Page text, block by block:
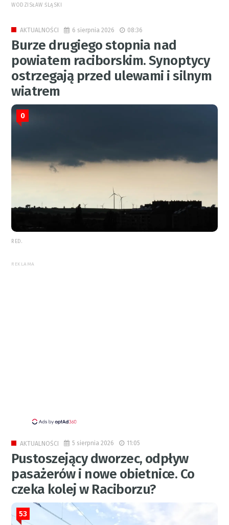
WODZISŁAW ŚLĄSKI
AKTUALNOŚCI 6 sierpnia 2026 08:36
Burze drugiego stopnia nad
powiatem raciborskim. Synoptycy
ostrzegają przed ulewami i silnym
wiatrem
0
RED.
REKLAMA
AKTUALNOŚCI 5 sierpnia 2026 11:05
Pustoszejący dworzec, odpływ
pasażerów i nowe obietnice. Co
czeka kolej w Raciborzu?
53